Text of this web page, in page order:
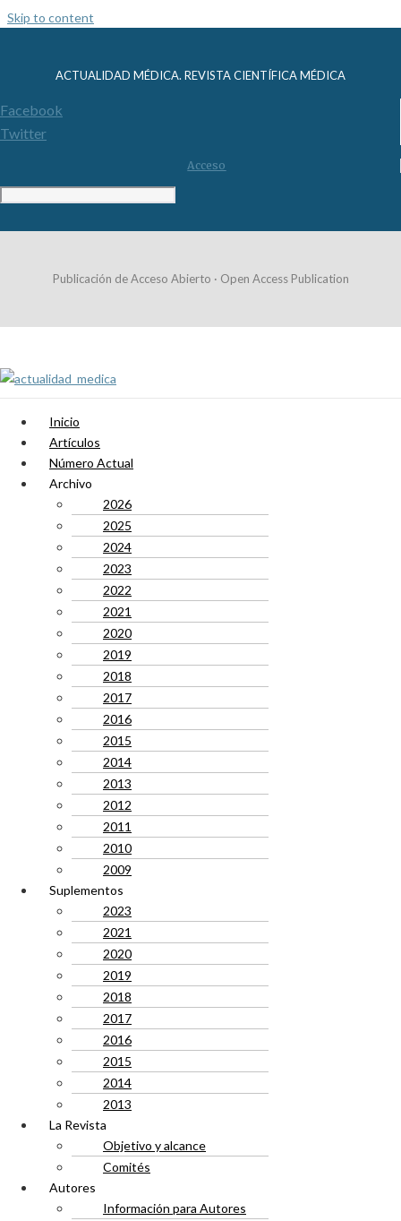
Skip to content
ACTUALIDAD MÉDICA. REVISTA CIENTÍFICA MÉDICA
Facebook
Twitter
Acceso
Publicación de Acceso Abierto · Open Access Publication
Inicio
Artículos
Número Actual
Archivo
2026
2025
2024
2023
2022
2021
2020
2019
2018
2017
2016
2015
2014
2013
2012
2011
2010
2009
Suplementos
2023
2021
2020
2019
2018
2017
2016
2015
2014
2013
La Revista
Objetivo y alcance
Comités
Autores
Información para Autores